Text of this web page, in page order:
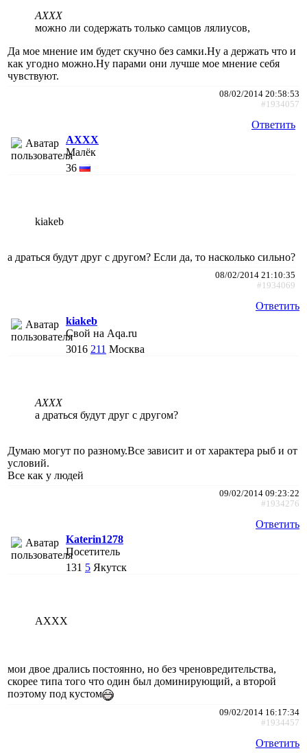
AXXX
можно ли содержать только самцов лялиусов,
Да мое мнение им будет скучно без самки.Ну а держать что и
как угодно можно.Ну парами они лучше мое мнение себя
чувствуют.
08/02/2014 20:58:53
#1934057
Ответить
AXXX
Малёк
36
kiakeb
а драться будут друг с другом? Если да, то насколько сильно?
08/02/2014 21:10:35
#1934069
Ответить
kiakeb
Свой на Aqa.ru
3016 211 Москва
AXXX
а драться будут друг с другом?
Думаю могут по разному.Все зависит и от характера рыб и от
условий.
Все как у людей
09/02/2014 09:23:22
#1934276
Ответить
Katerin1278
Посетитель
131 5 Якутск
AXXX
мои двое дрались постоянно, но без чреновредительства,
скорее типа того что один был доминирующий, а второй
поэтому под кустом
09/02/2014 16:17:34
#1934457
Ответить